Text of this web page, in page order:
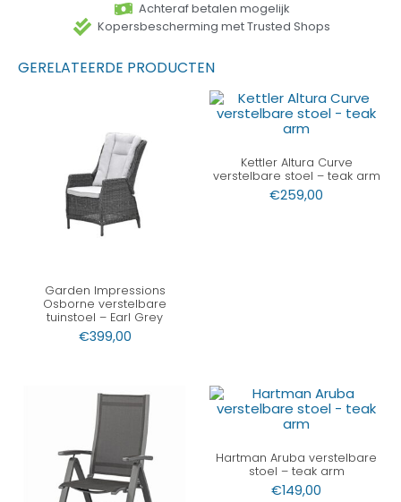
Achteraf betalen mogelijk
Kopersbescherming met Trusted Shops
GERELATEERDE PRODUCTEN
Garden Impressions
Osborne verstelbare
tuinstoel – Earl Grey
€399,00
Kettler Altura Curve
verstelbare stoel – teak arm
€259,00
Hartman Aruba verstelbare
stoel – teak arm
€149,00